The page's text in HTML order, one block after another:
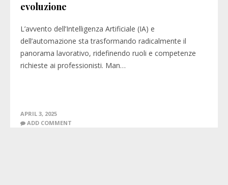
evoluzione
L’avvento dell’Intelligenza Artificiale (IA) e
dell’automazione sta trasformando radicalmente il
panorama lavorativo, ridefinendo ruoli e competenze
richieste ai professionisti. Man…
APRIL 3, 2025
ADD COMMENT